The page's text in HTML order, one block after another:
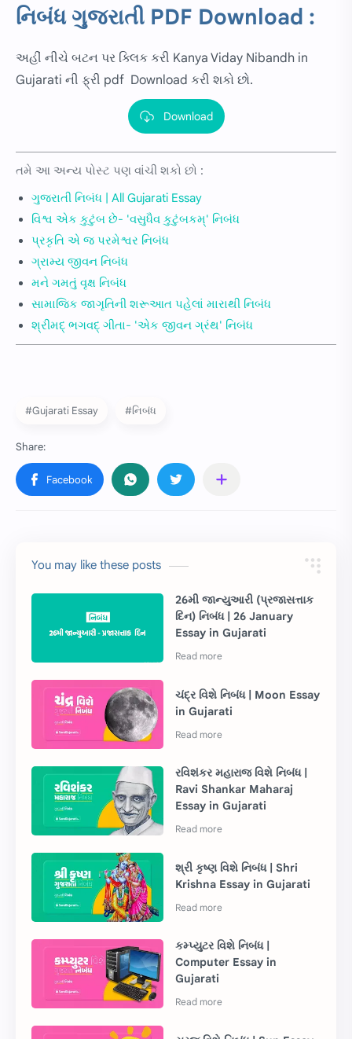
નિબંધ ગુજરાતી PDF Download :
અહીં નીચે બટન પર ક્લિક કરી Kanya Viday Nibandh in
Gujarati ની ફ્રી pdf Download કરી શકો છો.
Download
તમે આ અન્ય પોસ્ટ પણ વાંચી શકો છો :
ગુજરાતી નિબંધ | All Gujarati Essay
વિશ્વ એક કુટુંબ છે- 'વસુધૈવ કુટુંબકમ્' નિબંધ
પ્રકૃતિ એ જ પરમેશ્વર નિબંધ
ગ્રામ્ય જીવન નિબંધ
મને ગમતું વૃક્ષ નિબંધ
સામાજિક જાગૃતિની શરૂઆત પહેલાં મારાથી નિબંધ
શ્રીમદ્ ભગવદ્ ગીતા- 'એક જીવન ગ્રંથ' નિબંધ
#Gujarati Essay #નિબંધ
You may like these posts
26મી જાન્યુઆરી (પ્રજાસત્તાક
દિન) નિબંધ | 26 January
Essay in Gujarati
ચંદ્ર વિશે નિબંધ | Moon Essay
in Gujarati
રવિશંકર મહારાજ વિશે નિબંધ |
Ravi Shankar Maharaj
Essay in Gujarati
શ્રી કૃષ્ણ વિશે નિબંધ | Shri
Krishna Essay in Gujarati
કમ્પ્યુટર વિશે નિબંધ |
Computer Essay in
Gujarati